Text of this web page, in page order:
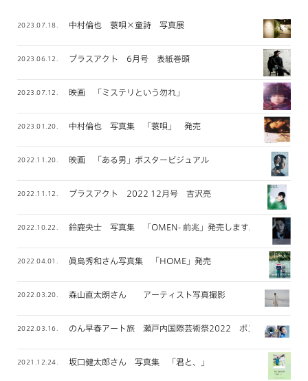
2023.07.18. 中村倫也 蓑唄×童詩 写真展
2023.06.12. プラスアクト 6月号 表紙巻頭
2023.07.12. 映画 「ミステリという勿れ」
2023.01.20. 中村倫也 写真集 「蓑唄」 発売
2022.11.20. 映画 「ある男」ポスタービジュアル
2022.11.12. プラスアクト 2022 12月号 吉沢亮
2022.10.22. 鈴鹿央士 写真集 「OMEN- 前兆」発売します。
2022.04.01. 眞島秀和さん写真集 「HOME」発売
2022.03.20. 森山直太朗さん アーティスト写真撮影
2022.03.16. のん早春アート旅 瀬戸内国際芸術祭2022 ポスター撮影
2021.12.24. 坂口健太郎さん 写真集 「君と、」